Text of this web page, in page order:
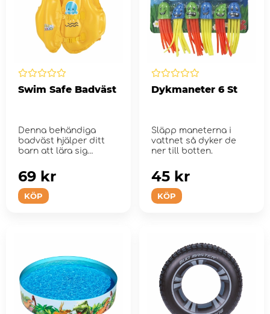
Swim Safe Badväst
Denna behändiga
badväst hjälper ditt
barn att lära sig
KÖP
69 kr
Dykmaneter 6 St
Släpp maneterna i
vattnet så dyker de
ner till botten.
KÖP
45 kr